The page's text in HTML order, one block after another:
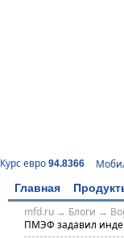
Курс евро 94.8366
Главная
mfd.ru→ Блоги →
ПМЭФ задавил